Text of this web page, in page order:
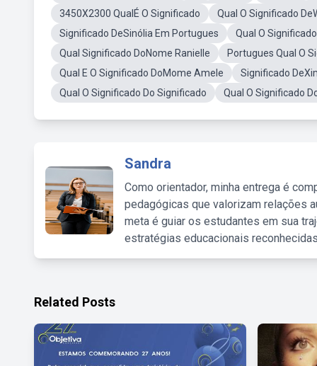
3450X2300 QualÉ O Significado
Qual O Significado
Significado DeSinólia Em Portugues
Qual O
Qual Significado DoNome Ranielle
Portugues Qual O
Qual E O Significado DoMome Amele
Significado
Qual O Significado Do Significado
Qual O Significado
Sandra
Como orientador, minha entrega é
pedagógicas que valorizam relações
meta é guiar os estudantes em sua
estratégias educacionais
Related Posts